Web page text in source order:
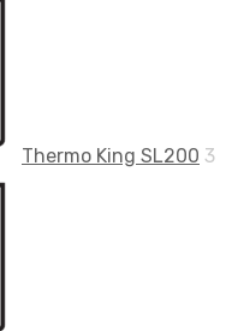
Thermo King SL200 3